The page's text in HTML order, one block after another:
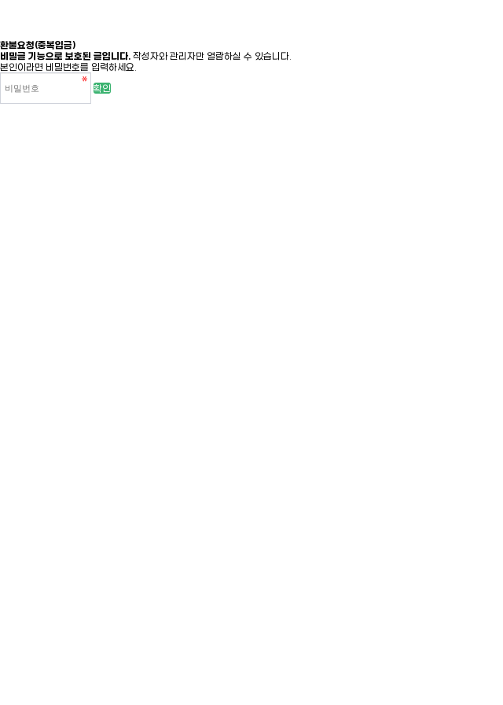
환불요청(중복입금)
비밀글 기능으로 보호된 글입니다. 작성자와 관리자만 열람하실 수 있습니다.
본인이라면 비밀번호를 입력하세요.